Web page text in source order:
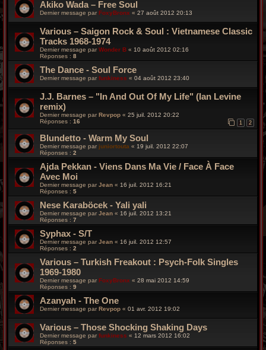
Akiko Wada – Free Soul
Dernier message par FoxyBronx « 27 août 2012 20:13
Various – Saigon Rock & Soul : Vietnamese Classic
Tracks 1968-1974
Dernier message par Wonder B « 10 août 2012 02:16
Réponses : 8
The Dance - Soul Force
Dernier message par funkiness « 04 août 2012 23:40
J.J. Barnes – "In And Out Of My Life" (Ian Levine
remix)
Dernier message par Revpop « 25 juil. 2012 20:22
Réponses : 16 1 2
Blundetto - Warm My Soul
Dernier message par juniortouta « 19 juil. 2012 22:07
Réponses : 2
Ajda Pekkan - Viens Dans Ma Vie / Face À Face
Avec Moi
Dernier message par Jean « 16 juil. 2012 16:21
Réponses : 5
Nese Karaböcek - Yali yali
Dernier message par Jean « 16 juil. 2012 13:21
Réponses : 7
Syphax - S/T
Dernier message parJean « 16 juil. 2012 12:57
Réponses : 2
Various – Turkish Freakout : Psych-Folk Singles
1969-1980
Dernier message par FoxyBronx « 28 mai 2012 14:59
Réponses : 9
Azanyah - The One
Dernier message parRevpop « 01 avr. 2012 19:02
Various – Those Shocking Shaking Days
Dernier message par funkiness « 12 mars 2012 16:02
Réponses : 5